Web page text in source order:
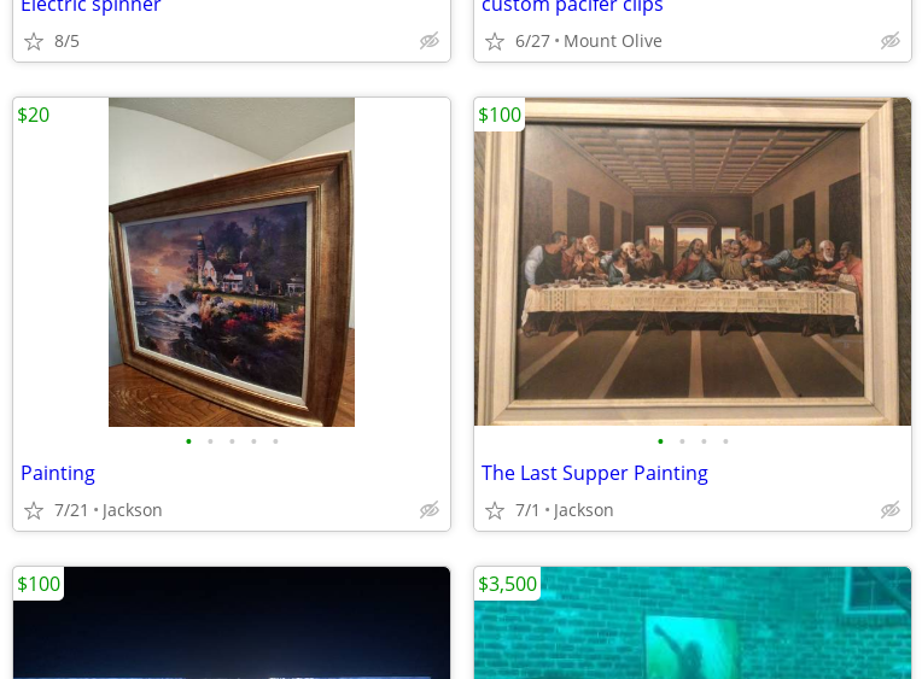
8/5 6/27 Mount Olive
• • • • •
Painting
7/21 Jackson
$20
• • • •
The Last Supper Painting
7/1 Jackson
$100
$100 $3,500